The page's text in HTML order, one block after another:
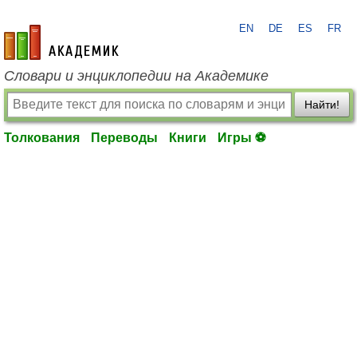
academic.ru
EN DE ES FR
Словари и энциклопедии на Академике
Найти!
Толкования Переводы Книги Игры ⚽